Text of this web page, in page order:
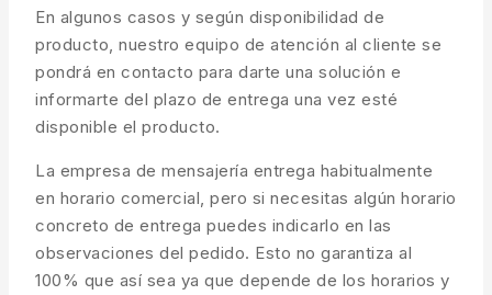
En algunos casos y según disponibilidad de
producto, nuestro equipo de atención al cliente se
pondrá en contacto para darte una solución e
informarte del plazo de entrega una vez esté
disponible el producto.
La empresa de mensajería entrega habitualmente
en horario comercial, pero si necesitas algún horario
concreto de entrega puedes indicarlo en las
observaciones del pedido. Esto no garantiza al
100% que así sea ya que depende de los horarios y